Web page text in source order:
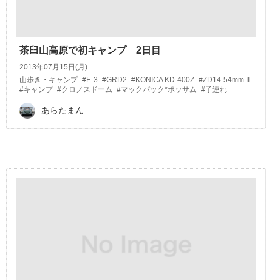
茶臼山高原で初キャンプ 2日目
2013年07月15日(月)
山歩き・キャンプ #E-3 #GRD2 #KONICA KD-400Z #ZD14-54mm II
#キャンプ #クロノスドーム #マックパック*ポッサム #子連れ
あらたまん